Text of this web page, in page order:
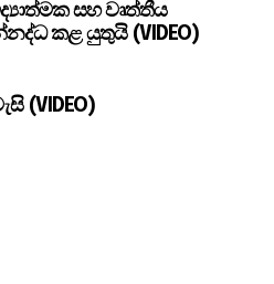
සහ වෘත්තීය
කළ යුතුයි (VIDEO)
(VIDEO)